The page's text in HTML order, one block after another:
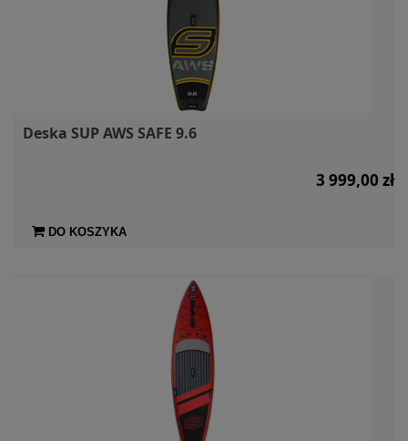
Deska SUP AWS SAFE 9.6
3 999,00 zł
DO KOSZYKA